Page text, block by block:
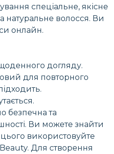
спеціальне, якісне
натуральне волосся. Ви
онлайн.
догляду.
для повторного
безпечна та
Ви можете знайти
використовуйте
Для створення